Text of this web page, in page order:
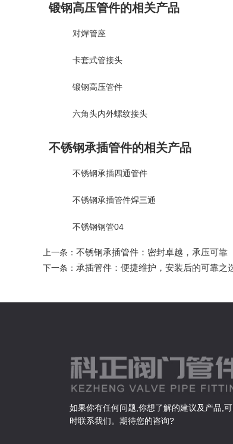
锻钢高压管件的相关产品
对焊管座
卡套式管接头
锻钢高压管件
六角头内外螺纹接头
不锈钢承插管件的相关产品
不锈钢承插四通管件
不锈钢承插管件焊三通
不锈钢钢管04
上一条： 不锈钢承插管件：密封卓越，承压可靠
下一条： 承插管件：便捷维护，安装后的可靠之
如果你有任何问题,你想了解的建议及产品,
时联系我们。期待您的咨询?